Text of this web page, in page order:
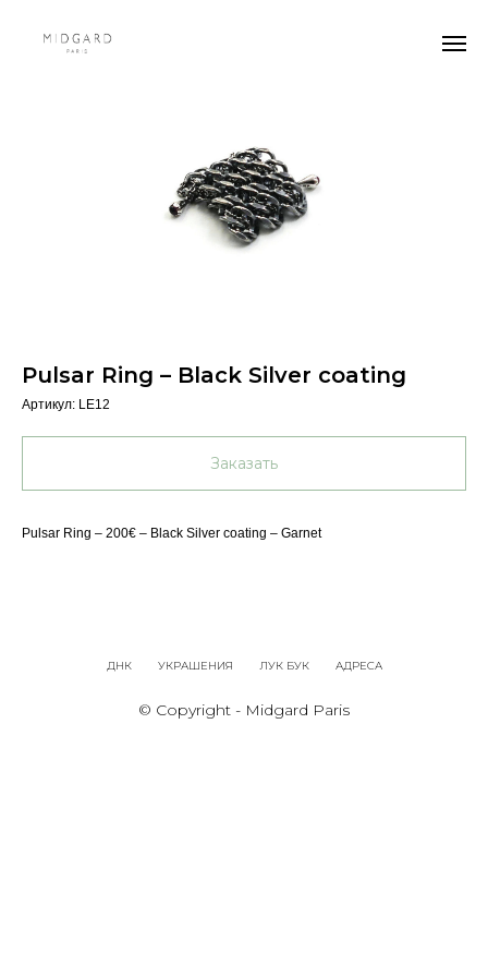
Pulsar Ring – Black Silver coating
Артикул: LE12
Заказать
Pulsar Ring – 200€ – Black Silver coating – Garnet
ДНК УКРАШЕНИЯ ЛУК БУК АДРЕСА
© Copyright - Midgard Paris